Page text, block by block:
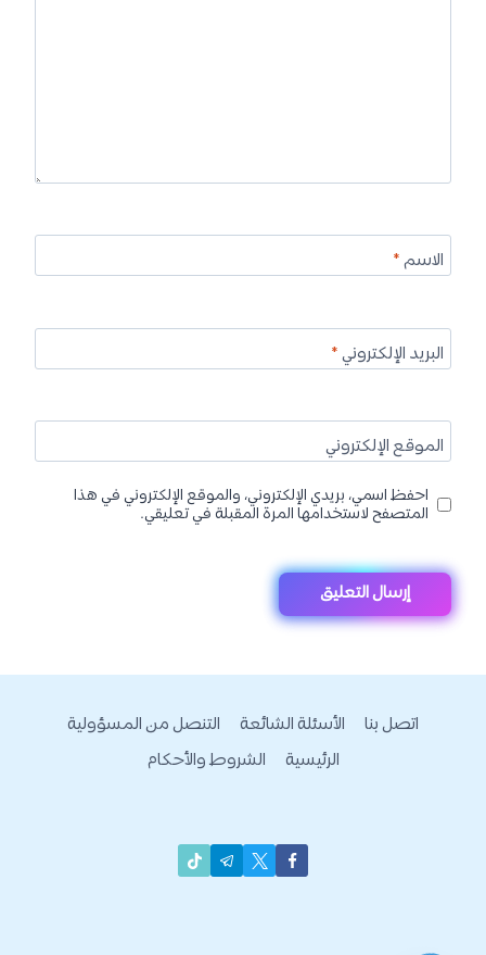
الاسم*
البريد الإلكتروني*
الموقع الإلكتروني
احفظ اسمي، بريدي الإلكتروني، والموقع الإلكتروني في هذا
المتصفح لاستخدامها المرة المقبلة في تعليقي.
اتصل بنا الأسئلة الشائعة
التنصل من المسؤولية
الرئيسية
الشروط والأحكام